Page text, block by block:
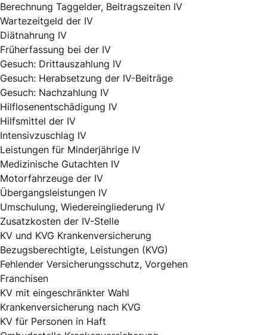
Berechnung Taggelder, Beitragszeiten IV
Wartezeitgeld der IV
Diätnahrung IV
Früherfassung bei der IV
Gesuch: Drittauszahlung IV
Gesuch: Herabsetzung der IV-Beiträge
Gesuch: Nachzahlung IV
Hilflosenentschädigung IV
Hilfsmittel der IV
Intensivzuschlag IV
Leistungen für Minderjährige IV
Medizinische Gutachten IV
Motorfahrzeuge der IV
Übergangsleistungen IV
Umschulung, Wiedereingliederung IV
Zusatzkosten der IV-Stelle
KV und KVG Krankenversicherung
Bezugsberechtigte, Leistungen (KVG)
Fehlender Versicherungsschutz, Vorgehen
Franchisen
KV mit eingeschränkter Wahl
Krankenversicherung nach KVG
KV für Personen in Haft